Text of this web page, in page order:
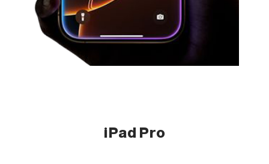
iPad Pro